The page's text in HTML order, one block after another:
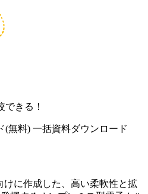
できる！
(無料) 一括資料ダウンロード
に作成した、高い柔軟性と拡